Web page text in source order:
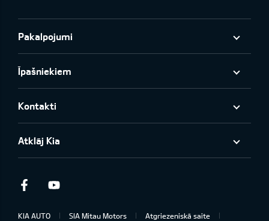
Pakalpojumi
Īpašniekiem
Kontakti
Atklāj Kia
Facebook
KIA AUTO SIA Mitau Motors Atgriezeniskā saite